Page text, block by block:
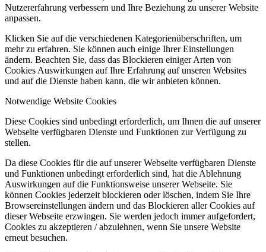
Nutzererfahrung verbessern und Ihre Beziehung zu unserer Website
anpassen.
Klicken Sie auf die verschiedenen Kategorienüberschriften, um
mehr zu erfahren. Sie können auch einige Ihrer Einstellungen
ändern. Beachten Sie, dass das Blockieren einiger Arten von
Cookies Auswirkungen auf Ihre Erfahrung auf unseren Websites
und auf die Dienste haben kann, die wir anbieten können.
Notwendige Website Cookies
Diese Cookies sind unbedingt erforderlich, um Ihnen die auf unserer
Webseite verfügbaren Dienste und Funktionen zur Verfügung zu
stellen.
Da diese Cookies für die auf unserer Webseite verfügbaren Dienste
und Funktionen unbedingt erforderlich sind, hat die Ablehnung
Auswirkungen auf die Funktionsweise unserer Webseite. Sie
können Cookies jederzeit blockieren oder löschen, indem Sie Ihre
Browsereinstellungen ändern und das Blockieren aller Cookies auf
dieser Webseite erzwingen. Sie werden jedoch immer aufgefordert,
Cookies zu akzeptieren / abzulehnen, wenn Sie unsere Website
erneut besuchen.